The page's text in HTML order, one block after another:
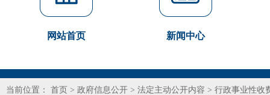
网站首页 新闻中心
当前位置： 首页 > 政府信息公开 > 法定主动公开内容 > 行政事业性收